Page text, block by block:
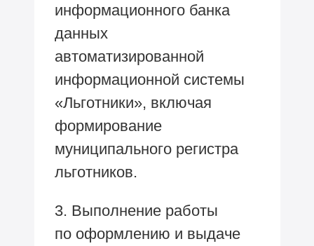
информационного банка
данных
автоматизированной
информационной системы
«Льготники», включая
формирование
муниципального регистра
льготников.
3. Выполнение работы
по оформлению и выдаче